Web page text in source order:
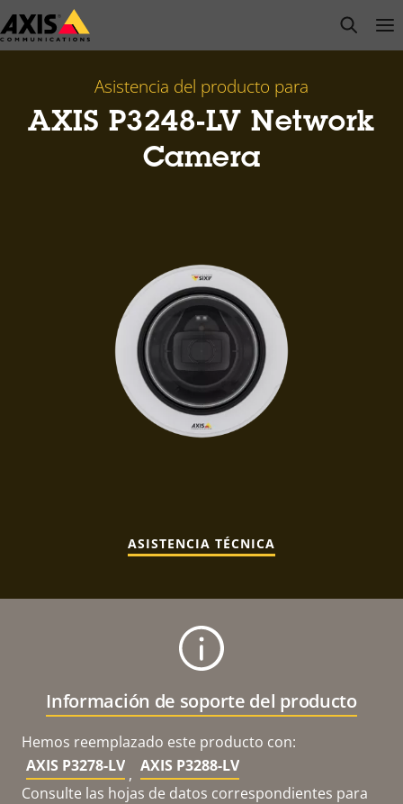
Saltar
al
open
Asistencia del producto para
AXIS P3248-LV Network
Camera
ASISTENCIA TÉCNICA
Información de soporte del producto
Hemos reemplazado este producto con:
AXIS P3278-LV , AXIS P3288-LV
Consulte las hojas de datos correspondientes para